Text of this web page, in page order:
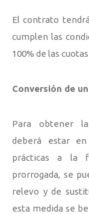
El contrato
cumplen las
100% de las
Conversión de
Para obtener
deberá estar
prácticas a la
prorrogada, se
relevo y de
esta medida se